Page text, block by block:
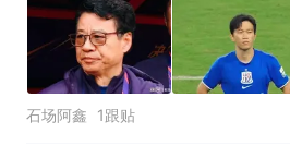
石场阿鑫 1跟贴